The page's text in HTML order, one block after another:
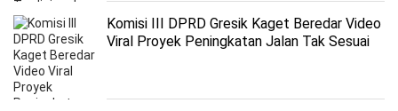
Komisi III DPRD Gresik Kaget Beredar Video
Viral Proyek Peningkatan Jalan Tak Sesuai